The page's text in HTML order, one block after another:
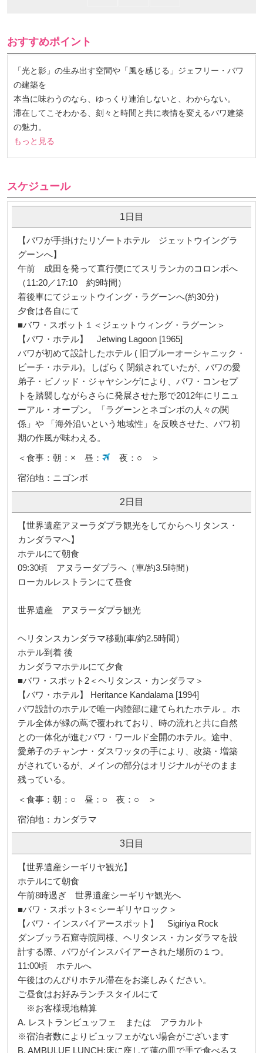
おすすめポイント
「光と影」の生み出す空間や「風を感じる」ジェフリー・バワ
の建築を
本当に味わうのなら、ゆっくり連泊しないと、わからない。
滞在してこそわかる、刻々と時間と共に表情を変えるバワ建築
の魅力。
もっと見る
スケジュール
1日目
【バワが手掛けたリゾートホテル ジェットウイングラ
グーンへ】
午前 成田を発って直行便にてスリランカのコロンボへ
（11:20／17:10 約9時間）
着後車にてジェットウイング・ラグーンへ(約30分）
夕食は各自にて
■バワ・スポット１＜ジェットウィング・ラグーン＞
【バワ・ホテル】 Jetwing Lagoon [1965]
バワが初めて設計したホテル ( 旧ブルーオーシャニック・
ビーチ・ホテル)。しばらく閉鎖されていたが、バワの愛
弟子・ビノッド・ジャヤシンゲにより、バワ・コンセプ
トを踏襲しながらさらに発展させた形で2012年にリニュ
ーアル・オープン。「ラグーンとネゴンボの人々の関
係」や 「海外沿いという地域性」を反映させた、バワ初
期の作風が味わえる。
＜食事：朝：× 昼：
夜：○ ＞
宿泊地：ニゴンボ
2日目
【世界遺産アヌーラダプラ観光をしてからヘリタンス・
カンダラマへ】
ホテルにて朝食
09:30頃 アヌラーダプラへ（車/約3.5時間）
ローカルレストランにて昼食
世界遺産 アヌラーダプラ観光
ヘリタンスカンダラマ移動(車/約2.5時間）
ホテル到着 後
カンダラマホテルにて夕食
■バワ・スポット2＜ヘリタンス・カンダラマ＞
【バワ・ホテル】 Heritance Kandalama [1994]
バワ設計のホテルで唯一内陸部に建てられたホテル 。ホ
テル全体が緑の蔦で覆われており、時の流れと共に自然
との一体化が進むバワ・ワールド全開のホテル。途中、
愛弟子のチャンナ・ダスワッタの手により、改築・増築
がされているが、メインの部分はオリジナルがそのまま
残っている。
＜食事：朝：○ 昼：○ 夜：○ ＞
宿泊地：カンダラマ
3日目
【世界遺産シーギリヤ観光】
ホテルにて朝食
午前8時過ぎ 世界遺産シーギリヤ観光へ
■バワ・スポット3＜シーギリヤロック＞
【バワ・インスパイアースポット】 Sigiriya Rock
ダンブッラ石窟寺院同様、ヘリタンス・カンダラマを設
計する際、バワがインスパイアーされた場所の１つ。
11:00頃 ホテルへ
午後はのんびりホテル滞在をお楽しみください。
ご昼食はお好みランチスタイルにて
※お客様現地精算
A. レストランビュッフェ または アラカルト
※宿泊者数によりビュッフェがない場合がございます
B. AMBULUE LUNCH:床に座して蓮の皿で手で食べるス